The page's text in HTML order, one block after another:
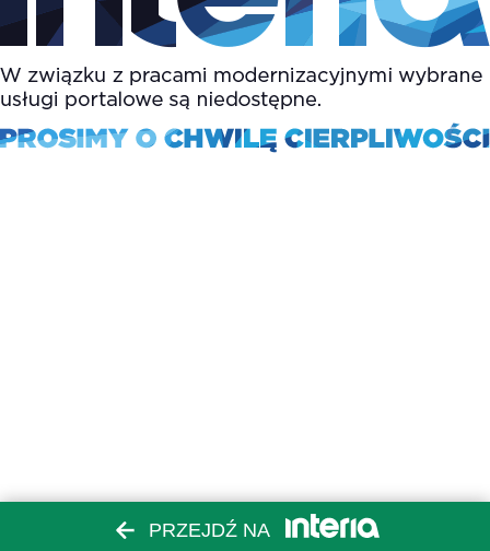
PRZEJDŹ NA